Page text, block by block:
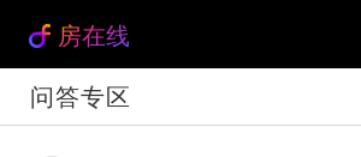
房在线
问答专区